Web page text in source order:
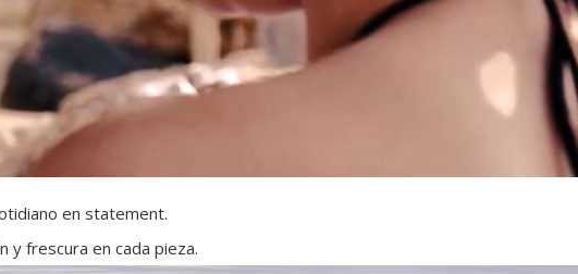
en statement.
y frescura en cada pieza.